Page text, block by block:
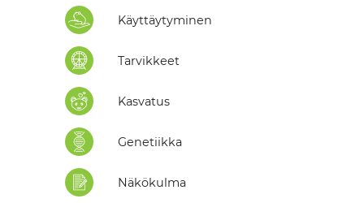
Käyttäytyminen
Tarvikkeet
Kasvatus
Genetiikka
Näkökulma